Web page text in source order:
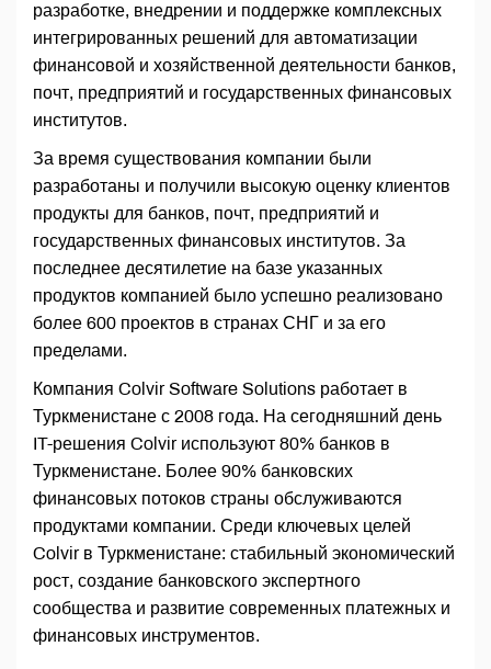
разработке, внедрении и поддержке комплексных
интегрированных решений для автоматизации
финансовой и хозяйственной деятельности банков,
почт, предприятий и государственных финансовых
институтов.
За время существования компании были
разработаны и получили высокую оценку клиентов
продукты для банков, почт, предприятий и
государственных финансовых институтов. За
последнее десятилетие на базе указанных
продуктов компанией было успешно реализовано
более 600 проектов в странах СНГ и за его
пределами.
Компания Colvir Software Solutions работает в
Туркменистане с 2008 года. На сегодняшний день
IT-решения Colvir используют 80% банков в
Туркменистане. Более 90% банковских
финансовых потоков страны обслуживаются
продуктами компании. Среди ключевых целей
Colvir в Туркменистане: стабильный экономический
рост, создание банковского экспертного
сообщества и развитие современных платежных и
финансовых инструментов.